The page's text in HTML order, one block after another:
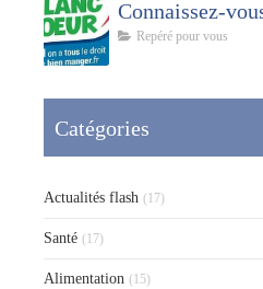
Connaissez-
Repéré pour vous
Catégories
Actualités flash (17)
Santé (17)
Alimentation (15)